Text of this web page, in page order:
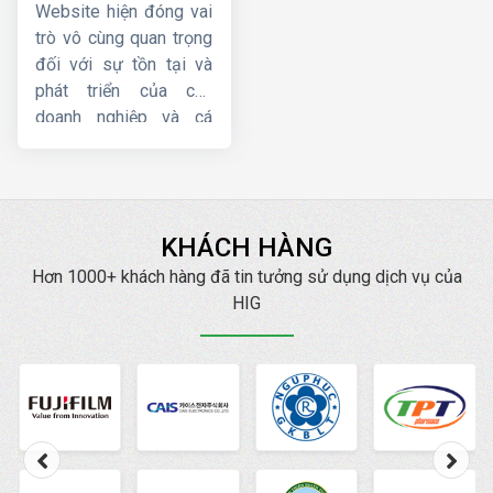
tốt
Website hiện đóng vai
trò vô cùng quan trọng
đối với sự tồn tại và
phát triển của các
doanh nghiệp và cá
dài. Tuy nhiên, một
mang đến cho bạn
những lợi ích tuyệt vời
nghiệp, uy tín hàng đầu.
KHÁCH HÀNG
Hơn 1000+ khách hàng đã tin tưởng sử dụng dịch vụ của
HIG